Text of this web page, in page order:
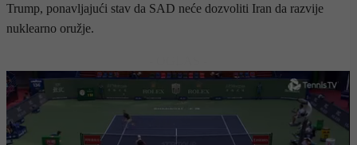
Trump, ponavljajući stav da SAD neće dozvoliti Iran da razvije
nuklearno oružje.